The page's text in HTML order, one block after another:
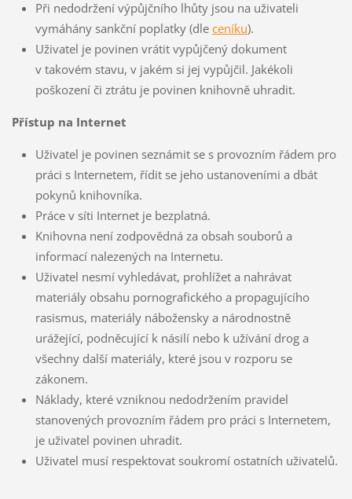
Při nedodržení výpůjčního lhůty jsou na uživateli
vymáhány sankční poplatky (dle ceníku).
Uživatel je povinen vrátit vypůjčený dokument
v takovém stavu, v jakém si jej vypůjčil. Jakékoli
poškození či ztrátu je povinen knihovně uhradit.
Přístup na Internet
Uživatel je povinen seznámit se s provozním řádem pro
práci s Internetem, řídit se jeho ustanoveními a dbát
pokynů knihovníka.
Práce v síti Internet je bezplatná.
Knihovna není zodpovědná za obsah souborů a
informací nalezených na Internetu.
Uživatel nesmí vyhledávat, prohlížet a nahrávat
materiály obsahu pornografického a propagujícího
rasismus, materiály nábožensky a národnostně
urážející, podněcující k násilí nebo k užívání drog a
všechny další materiály, které jsou v rozporu se
zákonem.
Náklady, které vzniknou nedodržením pravidel
stanovených provozním řádem pro práci s Internetem,
je uživatel povinen uhradit.
Uživatel musí respektovat soukromí ostatních uživatelů.